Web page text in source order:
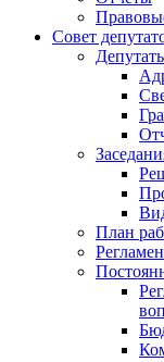
Совет
План